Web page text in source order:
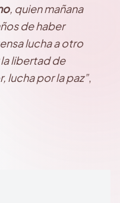
, quien mañana
de haber
lucha a otro
libertad de
lucha por la paz”,